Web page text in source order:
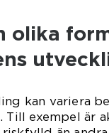
olika
kan variera
exempel är